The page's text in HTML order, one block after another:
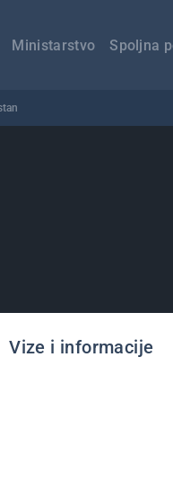
Ministarstvo Spoljna
Vize i informacije